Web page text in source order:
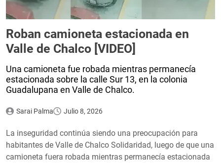
Roban camioneta estacionada en
Valle de Chalco [VIDEO]
Una camioneta fue robada mientras permanecía
estacionada sobre la calle Sur 13, en la colonia
Guadalupana en Valle de Chalco.
Sarai Palma Julio 8, 2026
La inseguridad continúa siendo una preocupación para
habitantes de Valle de Chalco Solidaridad, luego de que una
camioneta fuera robada mientras permanecía estacionada